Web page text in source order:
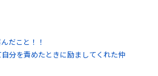
だこと！！
分を責めたときに励ましてくれた仲